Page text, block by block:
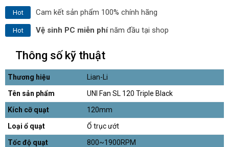
Hot Cam kết sản phẩm 100% chính hãng
Hot Vệ sinh PC miễn phínăm đầu tại shop
Thông số kỹ thuật
Thương hiệu
Lian-Li
Tên sản phẩm
UNI Fan SL 120 Triple Black
Kích cỡ quạt
120mm
Loại ổ quạt
Ổ trục ướt
Tốc độ quạt
800~1900RPM